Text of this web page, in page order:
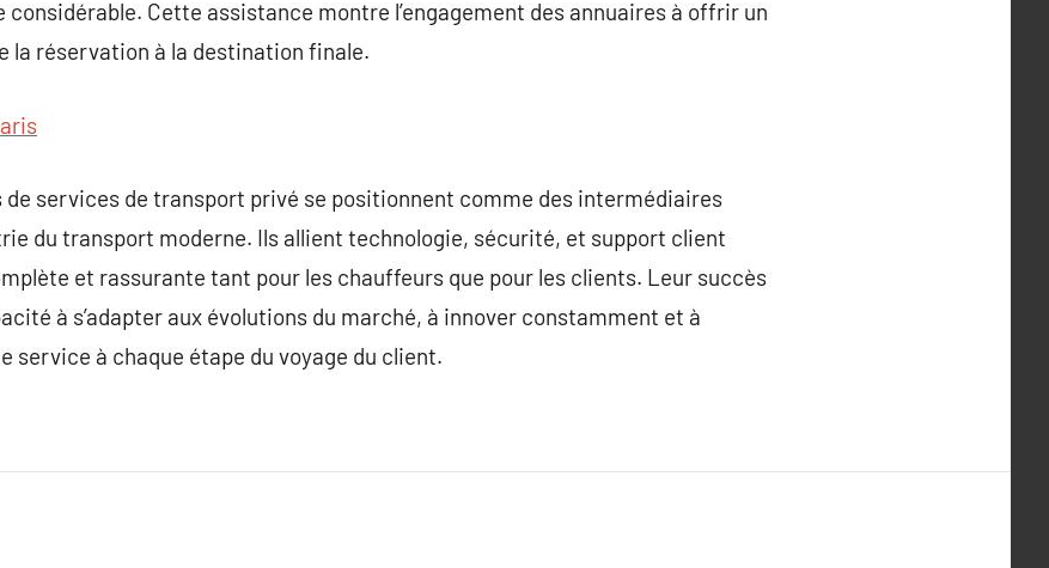
Cette assistance montre l’engagement des annuaires à offrir un
la réservation à la destination finale.
services de transport privé se positionnent comme des intermédiaires
du transport moderne. Ils allient technologie, sécurité, et support client
et rassurante tant pour les chauffeurs que pour les clients. Leur succès
à s’adapter aux évolutions du marché, à innover constamment et à
service à chaque étape du voyage du client.